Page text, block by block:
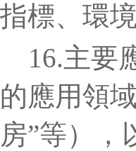
指標、環
16.主要
的應用領
房”等），